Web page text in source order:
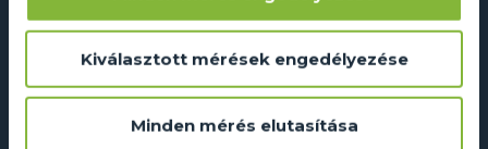
Kiválasztott mérések engedélyezése
Minden mérés elutasítása
Dual Glass Kft.
2241 Sülysáp, Ipar utca 14/A